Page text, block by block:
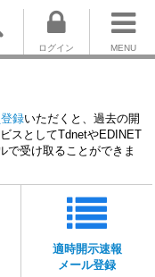
MENU
ログイン
録いただくと、過去の開
スとしてTdnetやEDINET
で受け取ることができま
適時開示速報
メール登録